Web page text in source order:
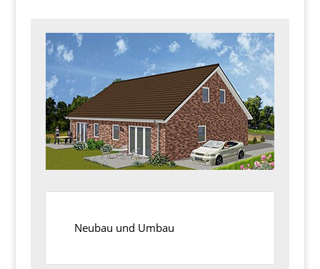
Neubau und Umbau